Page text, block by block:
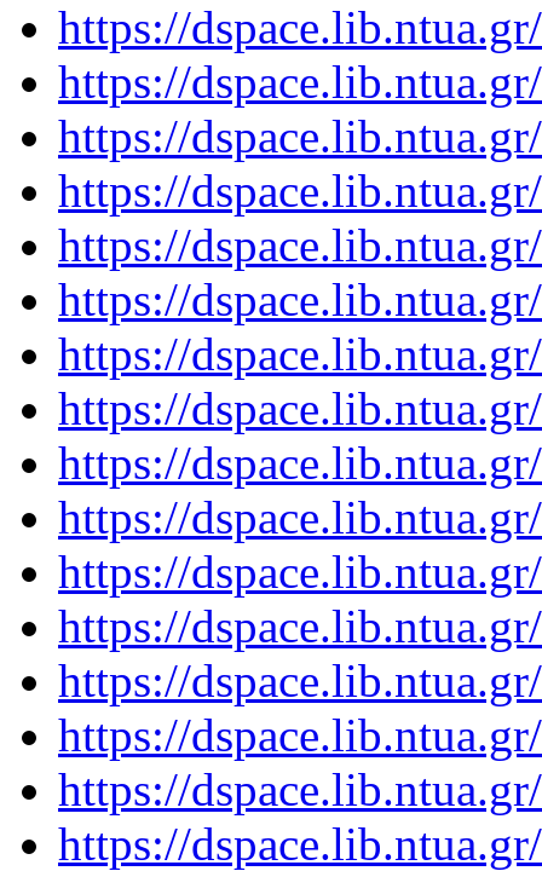
https://
https://
https://
https://
https://
https://
https://
https://
https://
https://
https://
https://
https://
https://
https://
https://